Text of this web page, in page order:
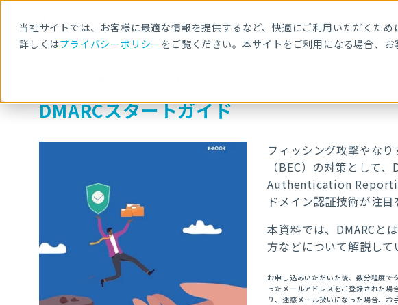
当社サイトでは、お客様に最適な情報を提供するなど、快適にご利用いただくた
詳しくはプライバシーポリシーをご覧ください。本サイトをご利用になる場合、お
DMARCスタートガイド
フィッシング攻撃やな
（BEC）の対策として
Authentication
ドメイン認証技術が注目
本資料では、DMARCと
方などについて解説して
お申し込みいただいた後、数分程度で
ったメールアドレスをご登録された場
り、迷惑メール扱いになった場合、お